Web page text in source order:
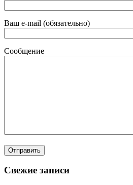
Ваш e-mail (обязательно)
Сообщение
Свежие записи